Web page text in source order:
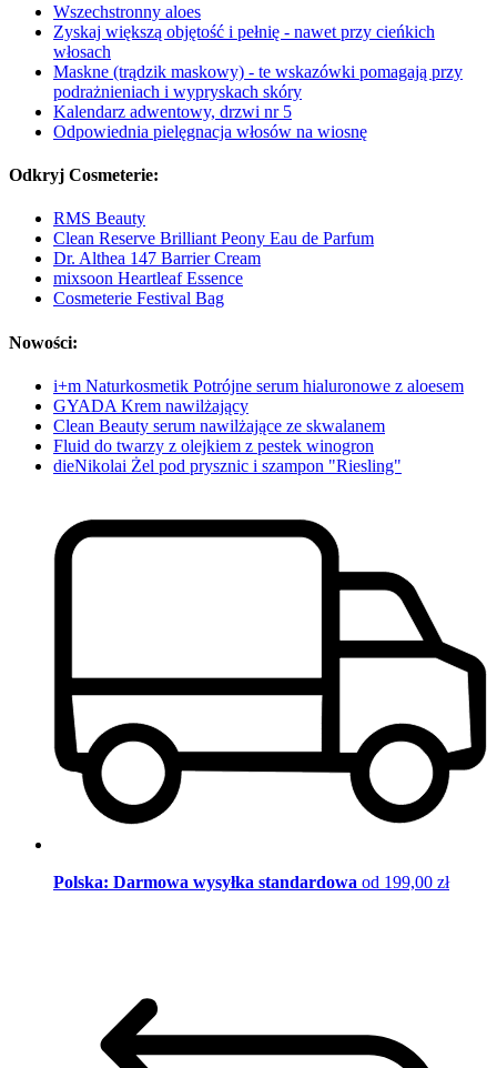
Wszechstronny aloes
Zyskaj większą objętość i pełnię - nawet przy cieńkich
włosach
Maskne (trądzik maskowy) - te wskazówki pomagają przy
podrażnieniach i wypryskach skóry
Kalendarz adwentowy, drzwi nr 5
Odpowiednia pielęgnacja włosów na wiosnę
Odkryj Cosmeterie:
RMS Beauty
Clean Reserve Brilliant Peony Eau de Parfum
Dr. Althea 147 Barrier Cream
mixsoon Heartleaf Essence
Cosmeterie Festival Bag
Nowości:
i+m Naturkosmetik Potrójne serum hialuronowe z aloesem
GYADA Krem nawilżający
Clean Beauty serum nawilżające ze skwalanem
Fluid do twarzy z olejkiem z pestek winogron
dieNikolai Żel pod prysznic i szampon "Riesling"
Polska: Darmowa wysyłka standardowa od 199,00 zł